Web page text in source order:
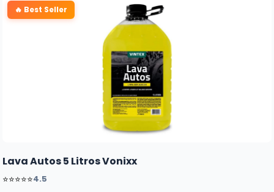
🔥 Best Seller
Lava Autos 5 Litros Vonixx
⭐⭐⭐⭐⭐4.5